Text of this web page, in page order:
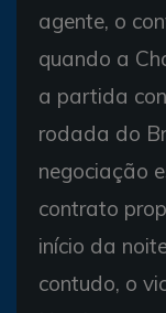
agente, o
quando a
a partida
rodada do
negociação
contrato
início da
contudo, o